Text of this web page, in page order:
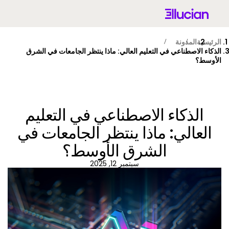
Main menu
Ellucian
ما الذي يميز Ellucian
المنتجات
حلول الذكاء الاصطناعي للتعليم العالي
الرئيسيةالمدونة
الذكاء الاصطناعي في التعليم العالي: ماذا ينتظر الجامعات في الشرق
الأوسط؟
الذكاء الاصطناعي في التعليم
العالي: ماذا ينتظر الجامعات في
الشرق الأوسط؟
سبتمبر 12, 2025